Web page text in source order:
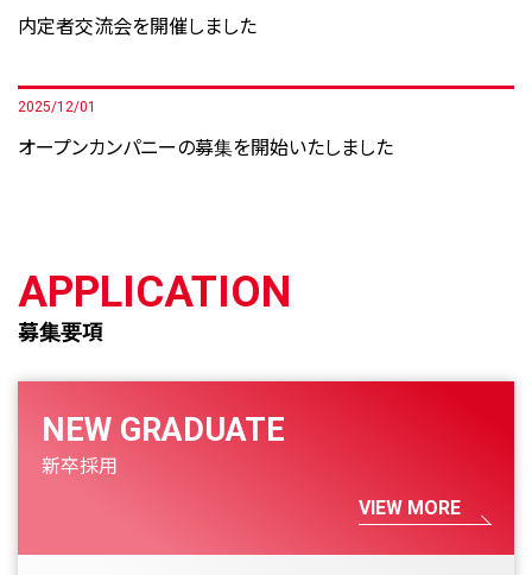
内定者交流会を開催しました
2025/12/01
オープンカンパニーの募集を開始いたしました
APPLICATION
募集要項
NEW GRADUATE
新卒採用
VIEW MORE